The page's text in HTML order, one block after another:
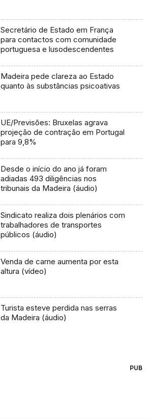
Secretário de Estado em França
para contactos com comunidade
portuguesa e lusodescendentes
Madeira pede clareza ao Estado
quanto às substâncias psicoativas
UE/Previsões: Bruxelas agrava
projeção de contração em Portugal
para 9,8%
Desde o início do ano já foram
adiadas 493 diligências nos
tribunais da Madeira (áudio)
Sindicato realiza dois plenários com
trabalhadores de transportes
públicos (áudio)
Venda de carne aumenta por esta
altura (vídeo)
Turista esteve perdida nas serras
da Madeira (áudio)
PUB